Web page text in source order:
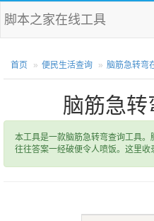
脚本之家在线工具
首页 便民生活查询 脑筋急转弯
脑筋急转
本工具是一款脑筋急转弯查询工具。
往往答案一经破便令人喷饭。这里收